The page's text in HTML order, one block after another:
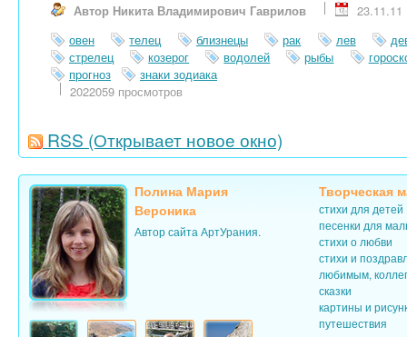
Автор Никита Владимирович Гаврилов
23.11.11
овен
телец близнецы рак лев
стрелец
козерог водолей рыбы
прогноз
знаки зодиака
2022059 просмотров
RSS (Открывает новое окно)
Полина Мария
Вероника
Автор сайта АртУрания.
Творческая
стихи для детей
песенки для
стихи о любви
стихи и
любимым,
сказки
картины и
путешествия